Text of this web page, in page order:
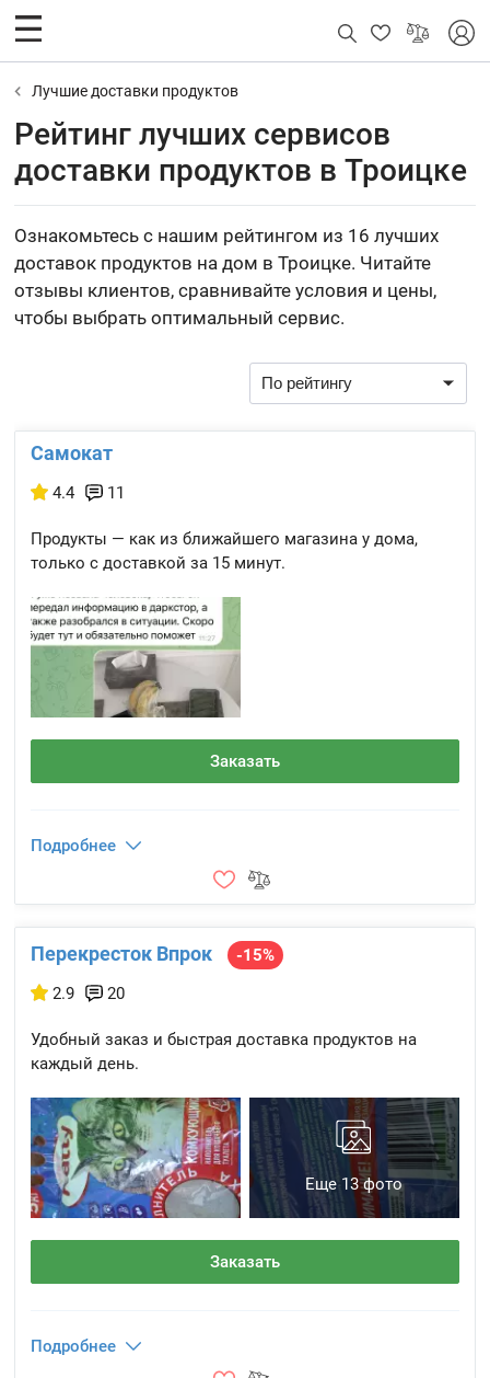
Лучшие доставки продуктов
Рейтинг лучших сервисов
доставки продуктов в Троицке
Ознакомьтесь с нашим рейтингом из 16 лучших
доставок продуктов на дом в Троицке. Читайте
отзывы клиентов, сравнивайте условия и цены,
чтобы выбрать оптимальный сервис.
Самокат
4.4 11
Продукты — как из ближайшего магазина у дома,
только с доставкой за 15 минут.
Заказать
Подробнее
Перекресток Впрок
-15%
2.9
20
Удобный заказ и быстрая доставка продуктов на
каждый день.
Еще 13 фото
Заказать
Подробнее